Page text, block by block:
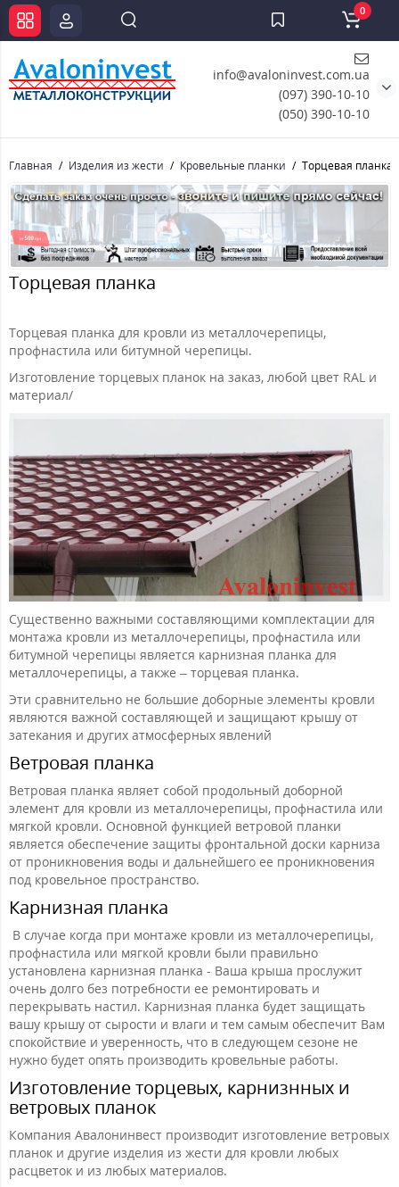
info@avaloninvest.com.ua
(097) 390-10-10
(050) 390-10-10
0
Главная Изделия из жести Кровельные планки Торцевая планка
Торцевая планка
Торцевая планка для кровли из металлочерепицы,
профнастила или битумной черепицы.
Изготовление торцевых планок на заказ, любой цвет RAL и
материал/
Существенно важными составляющими комплектации для
монтажа кровли из металлочерепицы, профнастила или
битумной черепицы является карнизная планка для
металлочерепицы, а также – торцевая планка.
Эти сравнительно не большие доборные элементы кровли
являются важной составляющей и защищают крышу от
затекания и других атмосферных явлений
Ветровая планка
Ветровая планка являет собой продольный доборной
элемент для кровли из металлочерепицы, профнастила или
мягкой кровли. Основной функцией ветровой планки
является обеспечение защиты фронтальной доски карниза
от проникновения воды и дальнейшего ее проникновения
под кровельное пространство.
Карнизная планка
В случае когда при монтаже кровли из металлочерепицы,
профнастила или мягкой кровли были правильно
установлена карнизная планка - Ваша крыша прослужит
очень долго без потребности ее ремонтировать и
перекрывать настил. Карнизная планка будет защищать
вашу крышу от сырости и влаги и тем самым обеспечит Вам
спокойствие и уверенность, что в следующем сезоне не
нужно будет опять производить кровельные работы.
Изготовление торцевых, карнизнных и
ветровых планок
Компания Авалонинвест производит изготовление ветровых
планок и другие изделия из жести для кровли любых
расцветок и из любых материалов.